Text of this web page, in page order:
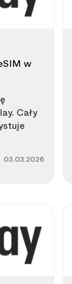
w
Cały
03.03.2026